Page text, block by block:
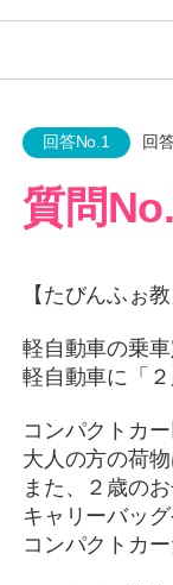
回答No.1 回
質問
【たびんふぉ
軽自動車の乗
軽自動車に「
コンパクトカ
大人の方の荷
また、２歳の
キャリーバッ
コンパクトカ